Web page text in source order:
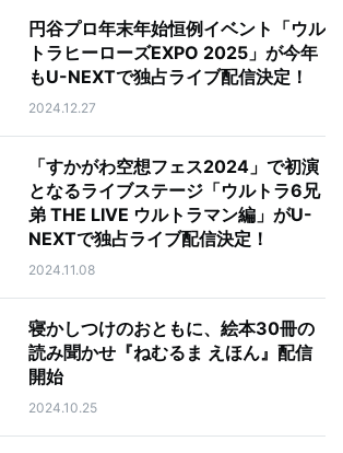
円谷プロ年末年始恒例イベント「ウル
トラヒーローズEXPO 2025」が今年
もU-NEXTで独占ライブ配信決定！
2024.12.27
「すかがわ空想フェス2024」で初演
となるライブステージ「ウルトラ6兄
弟 THE LIVE ウルトラマン編」がU-
NEXTで独占ライブ配信決定！
2024.11.08
寝かしつけのおともに、絵本30冊の
読み聞かせ『ねむるま えほん』配信
開始
2024.10.25